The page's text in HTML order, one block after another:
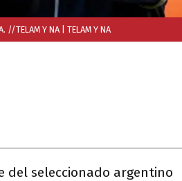
//TELAM Y NA | TELAM Y NA
del seleccionado argentino